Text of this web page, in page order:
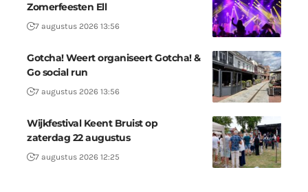
Zomerfeesten Ell
7 augustus 2026 13:56
Gotcha! Weert organiseert Gotcha! &
Go social run
7 augustus 2026 13:56
Wijkfestival Keent Bruist op
zaterdag 22 augustus
7 augustus 2026 12:25